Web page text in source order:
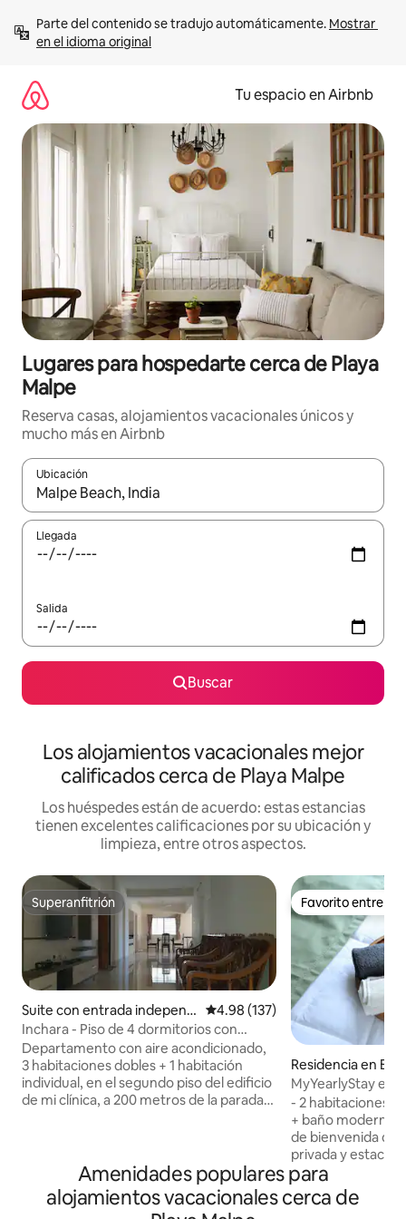
contenido
Parte del contenido se tradujo automáticamente. Mostrar
en el idioma original
Tu espacio en Airbnb
Lugares para hospedarte cerca de Playa
Malpe
Reserva casas, alojamientos vacacionales únicos y
mucho más en Airbnb
Ubicación
Cuando los resultados estén disponibles, podrás navegar
Llegada
Salida
Buscar
Los alojamientos vacacionales mejor
calificados cerca de Playa Malpe
Los huéspedes están de acuerdo: estas estancias
tienen excelentes calificaciones por su ubicación y
limpieza, entre otros aspectos.
Superanfitrión
Superanfitrión
Suite con entrada independi
ente en Udupi
Calificación promedio: 4.98 de
4.98 (137)
Inchara - Piso de 4 dormitorios con
aparcamiento en la ciudad de Udupi
Departamento con aire acondicionado,
3 habitaciones dobles + 1 habitación
individual, en el segundo piso del edificio
de mi clínica, a 200 metros de la parada
disponible en las instalaciones. Las llaves
se entregarán al realizar el check-in y los
huéspedes tendrán acceso completo
Favorito entre
Favorito entre
Residencia en
MyYearlyStay en
- 2 habitaciones
+ baño moderno
de bienvenida de
privada y
Cocina totalmente
ilimitado, Netflix
Bluetooth.
Amenidades populares para
alojamientos vacacionales cerca de